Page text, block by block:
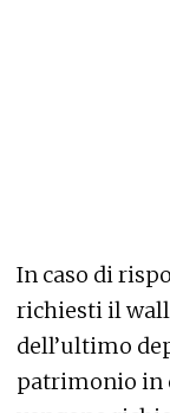
In caso di
richiesti il
dell’ultimo
patrimonio in